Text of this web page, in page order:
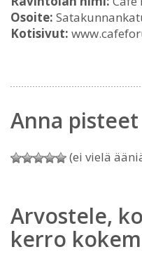
Osoite:
Kotisivut:
Anna pisteet
(ei vielä
Arvostele,
kerro